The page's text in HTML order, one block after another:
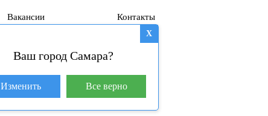
Вакансии Контакты
База покупателей (602)
+7 917 145-78-45
X
Ваш город Самара?
Изменить Все верно